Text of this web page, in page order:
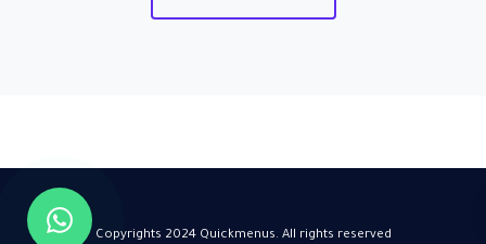
Copyrights 2024 Quickmenus. All rights reserved